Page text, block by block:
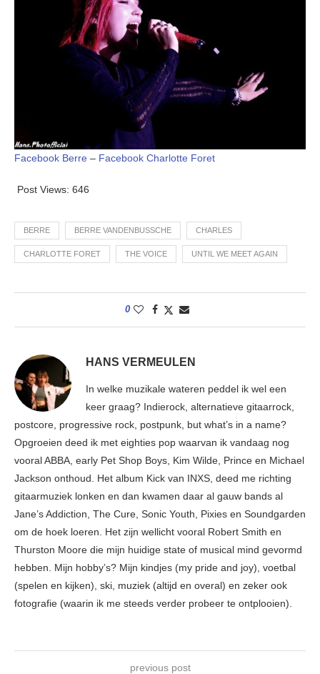
Facebook Berre – Facebook Charlotte Foret
Post Views: 646
BERRE BERRE VANDENBUSSCHE CHARLES
CHARLOTTE FORET THE VOICE UNTIL WE MEET AGAIN
0
HANS VERMEULEN
In welke muzikale wateren peddel ik wel een
keer graag? Indierock, alternatieve gitaarrock,
postcore, progressive rock, postpunk, but what’s in a name?
Opgroeien deed ik met eighties pop waarvan ik vandaag nog
vooral ABBA, early Pet Shop Boys, Kim Wilde, Prince en Michael
Jackson onthoud. Het album Kick van INXS, deed me richting
gitaarmuziek lonken en dan kwamen daar al gauw bands al
Jane’s Addiction, The Cure, Sonic Youth, Pixies en Soundgarden
om de hoek loeren. Het zijn wellicht vooral Robert Smith en
Thurston Moore die mijn huidige state of musical mind gevormd
hebben. Mijn hobby’s? Mijn kindjes (my pride and joy), voetbal
(spelen en kijken), ski, muziek (altijd en overal) en zeker ook
fotografie (waarin ik me steeds verder probeer te ontplooien).
previous post